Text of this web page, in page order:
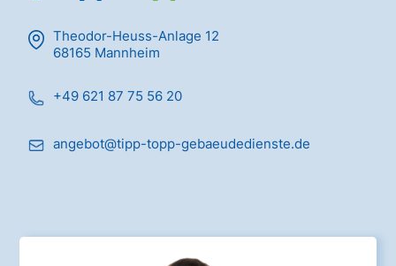
Theodor-Heuss-Anlage 12
68165 Mannheim
+49 621 87 75 56 20
angebot@tipp-topp-gebaeudedienste.de